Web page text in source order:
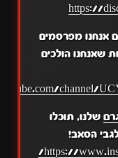
https://
אנחנו מפרסמים
שאנחנו הולכים
channel/
שלנו, תוכלו
הסאב!
https://